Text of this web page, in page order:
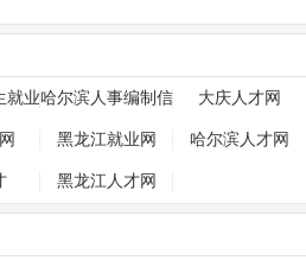
就业哈尔滨人事编制信
息网
大庆人才网
黑龙江就业网 哈尔滨人才网
黑龙江人才网